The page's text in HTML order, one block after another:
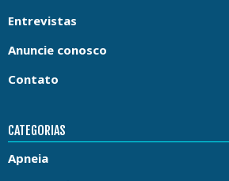
Entrevistas
Anuncie conosco
Contato
CATEGORIAS
Apneia